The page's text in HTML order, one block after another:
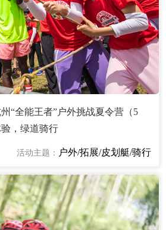
州“全能王者”户外挑战夏令营（5
，绿道骑行
活动主题： 户外/拓展/皮划艇/骑行